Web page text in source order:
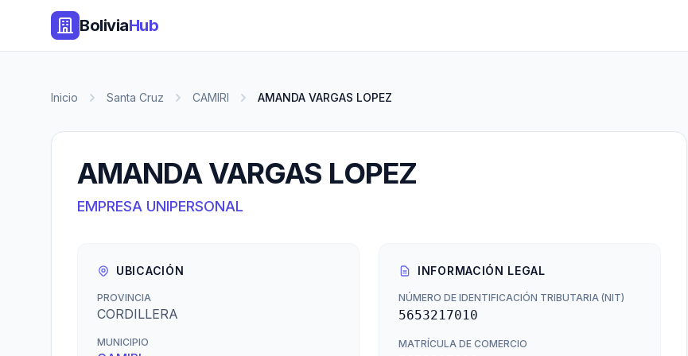
BoliviaHub
Inicio Santa Cruz CAMIRI AMANDA VARGAS LOPEZ
AMANDA VARGAS LOPEZ
EMPRESA UNIPERSONAL
UBICACIÓN
PROVINCIA
CORDILLERA
MUNICIPIO
INFORMACIÓN LEGAL
NÚMERO DE IDENTIFICACIÓN TRIBUTARIA (NIT)
5653217010
MATRÍCULA DE COMERCIO